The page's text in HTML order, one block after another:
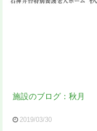
施設のブログ：秋月
2019/03/30